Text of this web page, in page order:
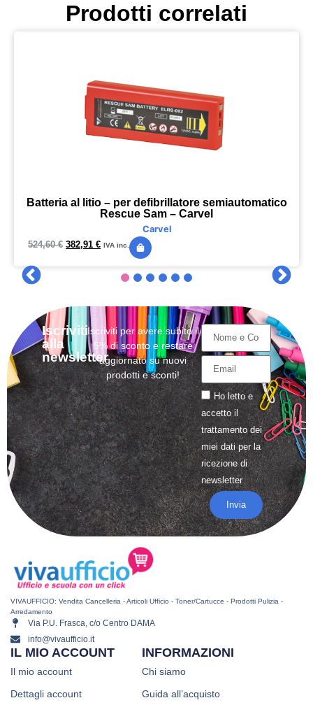
Prodotti correlati
Batteria al litio – per defibrillatore semiautomatico
Rescue Sam – Carvel
Carvel
524,60€ 382,91 € IVA inc.
Iscriviti
alla
newsletter
Iscriviti per avere subito il
5% di sconto e restare
aggiornato su nuovi
prodotti e sconti!
Ho letto e
accetto il
trattamentodei
miei dati per la
ricezione di
newsletter
Invia
VIVAUFFICIO: Vendita Cancelleria - Articoli Ufficio - Toner/Cartucce - Prodotti Pulizia -
Arredamento
Via P.U. Frasca, c/o Centro DAMA
info@vivaufficio.it
INFORMAZIONI
Chi siamo
Guida all’acquisto
IL MIO ACCOUNT
Il mio account
Dettagli account